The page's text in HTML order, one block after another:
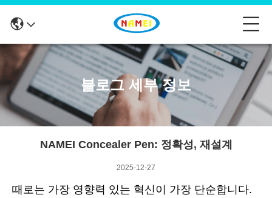
블로그 세부 정보
NAMEI Concealer Pen: 정확성, 재설계
2025-12-27
때로는 가장 영향력 있는 혁신이 가장 단순합니다.